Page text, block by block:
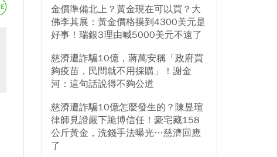
金價準備北上？黃金現在可以買？大
佛李其展：黃金價格摸到4300美元是
好事！瑞銀3理由喊5000美元不遠了
慈濟遭詐騙10億，蔣萬安稱「政府買
夠疫苗，民間就不用採購」！謝金
河：這句話說得不夠公道
慈濟遭詐騙10億怎麼發生的？陳昱瑄
律師見證嚴下跪博信任！豪宅藏158
公斤黃金，洗錢手法曝光…慈濟回應
了